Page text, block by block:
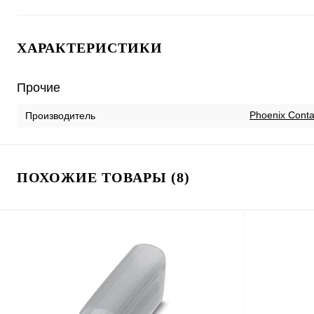
ХАРАКТЕРИСТИКИ
Прочие
Производитель Phoenix
ПОХОЖИЕ ТОВАРЫ (8)